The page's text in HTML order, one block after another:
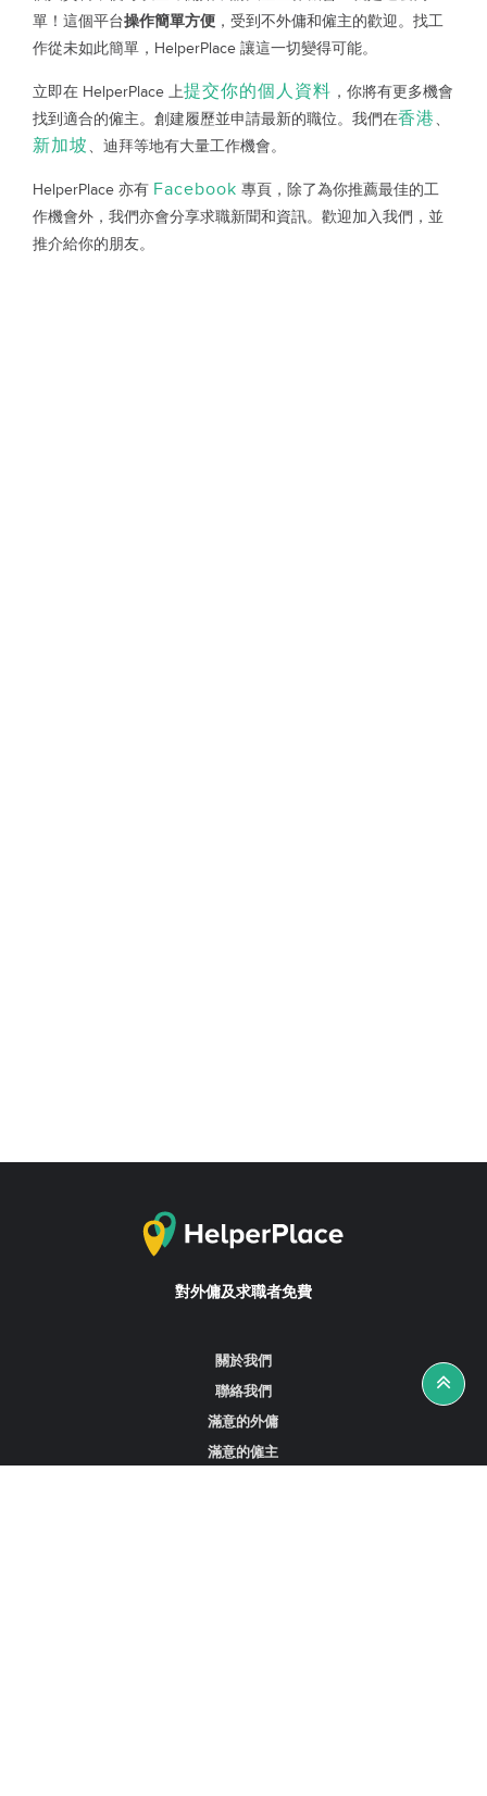
單！這個平台操作簡單方便 ，受到不外傭和僱主的歡迎。找工
作從未如此簡單，HelperPlace 讓這一切變得可能。
立即在 HelperPlace 上提交你的個人資料 ，你將有更多機會
找到適合的僱主。創建履歷並申請最新的職位。我們在香港、
新加坡、迪拜等地有大量工作機會。
HelperPlace 亦有 Facebook 專頁，除了為你推薦最佳的工
作機會外，我們亦會分享求職新聞和資訊。歡迎加入我們，並
推介給你的朋友。
對外傭及求職者免費
關於我們
聯絡我們
滿意的外傭
滿意的僱主